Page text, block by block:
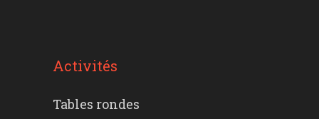
Activités
Tables rondes